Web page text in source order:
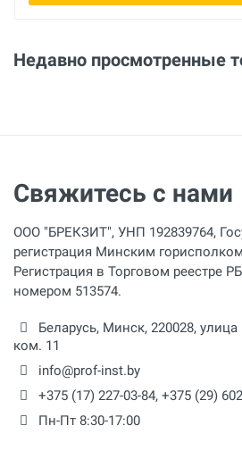
Недавно просмотренные
Свяжитесь с нами
ООО "БРЕКЗИТ", УНП 192839764,
регистрация Минским
Регистрация в Торговом реестре
номером 513574.
Беларусь, Минск, 220028, улица
ком. 11
info@prof-inst.by
+375 (17) 227-03-84, +375 (29)
Пн-Пт 8:30-17:00